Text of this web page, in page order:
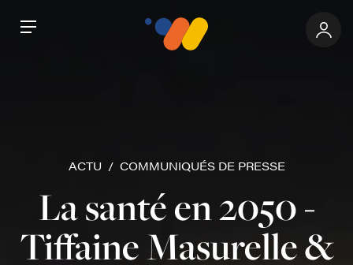
ACTU COMMUNIQUÉS DE PRESSE
La santé en 2050 -
Tiffaine Masurelle &